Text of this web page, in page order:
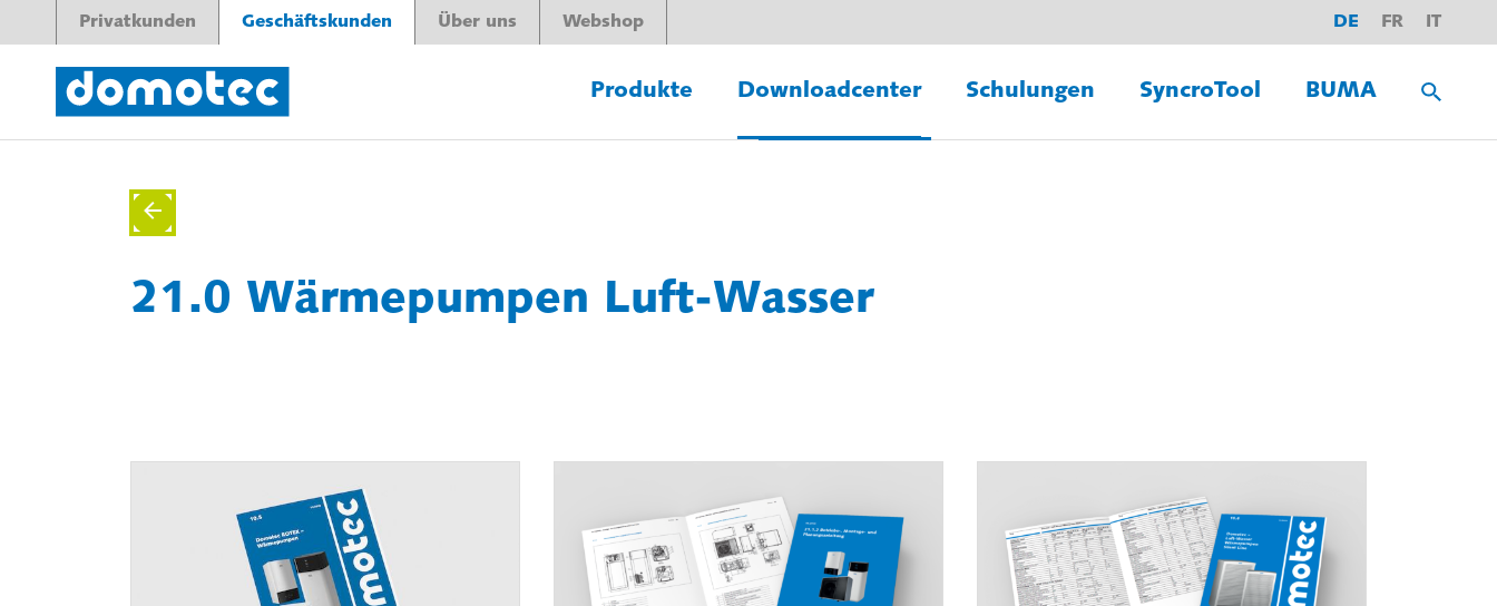
Privatkunden Geschäftskunden Über uns Webshop DE FR IT
Produkte Downloadcenter Schulungen SyncroTool BUMA
21.0 Wärmepumpen Luft-Wasser